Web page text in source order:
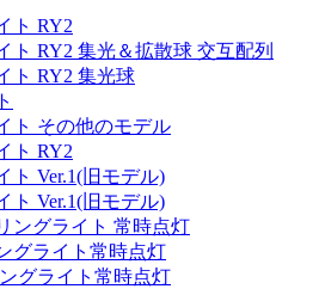
ト RY2
ト RY2 集光＆拡散球 交互配列
ト RY2 集光球
ト その他のモデル
ト RY2
ト Ver.1(旧モデル)
ト Ver.1(旧モデル)
ングライト 常時点灯
グライト常時点灯
グライト常時点灯